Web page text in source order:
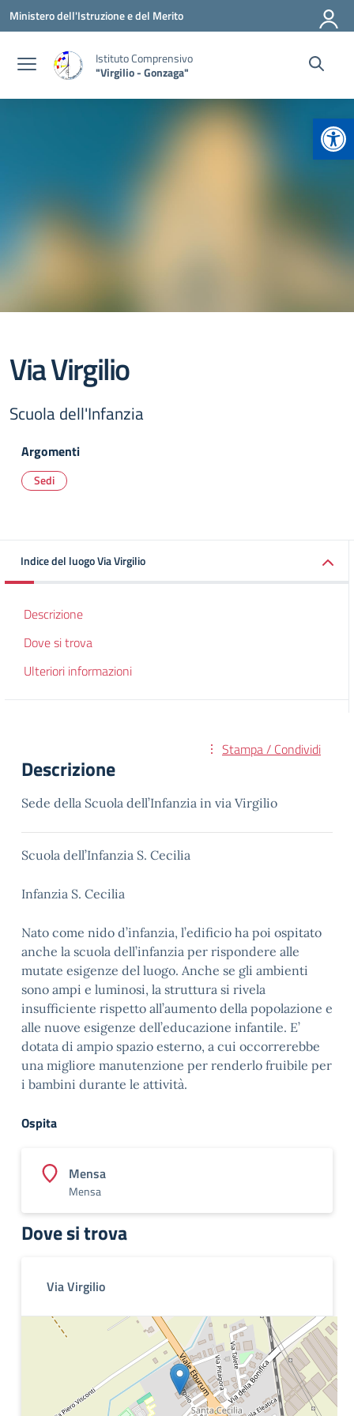
Vai ai contenuti
Vai al menu di navigazione
Vai al footer
Ministero dell'Istruzione e del Merito
Istituto Comprensivo
"Virgilio - Gonzaga"
Via Virgilio
Scuola dell'Infanzia
Argomenti
Sedi
Indice del luogo Via Virgilio
Descrizione
Dove si trova
Ulteriori informazioni
Stampa / Condividi
Descrizione
Sede della Scuola dell’Infanzia in via Virgilio
Scuola dell’Infanzia S. Cecilia
Infanzia S. Cecilia
Nato come nido d’infanzia, l’edificio ha poi ospitato
anche la scuola dell’infanzia per rispondere alle
mutate esigenze del luogo. Anche se gli ambienti
sono ampi e luminosi, la struttura si rivela
insufficiente rispetto all’aumento della popolazione e
alle nuove esigenze dell’educazione infantile. E’
dotata di ampio spazio esterno, a cui occorrerebbe
una migliore manutenzione per renderlo fruibile per
i bambini durante le attività.
Ospita
Mensa
Mensa
Dove si trova
Via Virgilio